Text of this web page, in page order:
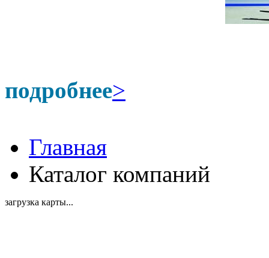
подробнее>
Главная
Каталог компаний
загрузка карты...